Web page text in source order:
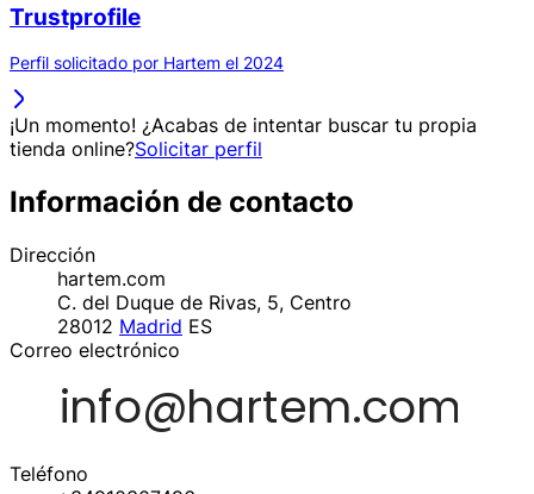
Trustprofile
Perfil solicitado por Hartem el 2024
¡Un momento! ¿Acabas de intentar buscar tu propia
tienda online?Solicitar perfil
Información de contacto
Dirección
hartem.com
C. del Duque de Rivas, 5, Centro
28012 Madrid ES
Correo electrónico
Teléfono